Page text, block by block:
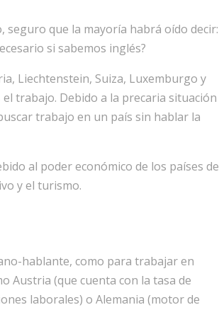
seguro que la mayoría habrá oído decir:
si sabemos inglés?
Liechtenstein, Suiza, Luxemburgo y
trabajo. Debido a la precaria situación
trabajo en un país sin hablar la
al poder económico de los países de
y el turismo.
hablante, como para trabajar en
Austria (que cuenta con la tasa de
laborales) o Alemania (motor de